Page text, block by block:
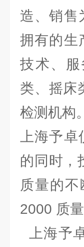
造、销售
拥有的生
技术、
类、摇床
检测机构。
上海予
的同时，
质量的
2000 质
上海予